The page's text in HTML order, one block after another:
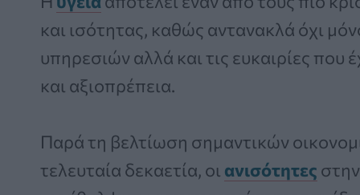
και ισότητας, καθώς αντανακλά όχι
υπηρεσιών αλλά και τις ευκαιρίες που
και αξιοπρέπεια.
Παρά τη βελτίωση σημαντικών
τελευταία δεκαετία, οι ανισότητες